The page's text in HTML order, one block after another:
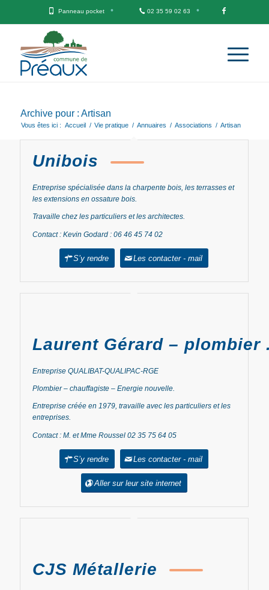
Panneau pocket 02 35 59 02 63
Archive pour : Artisan
Vous êtes ici : Accueil / Vie pratique / Annuaires / Associations / Artisan
Unibois
Entreprise spécialisée dans la charpente bois, les terrasses et
les extensions en ossature bois.
Travaille chez les particuliers et les architectes.
Contact : Kevin Godard : 06 46 45 74 02
S’y rendre Les contacter - mail
Laurent Gérard – plombier
Entreprise QUALIBAT-QUALIPAC-RGE
Plombier – chauffagiste – Energie nouvelle.
Entreprise créée en 1979, travaille avec les particuliers et les
entreprises.
Contact : M. et Mme Roussel 02 35 75 64 05
S’y rendre Les contacter - mail
Aller sur leur site internet
CJS Métallerie